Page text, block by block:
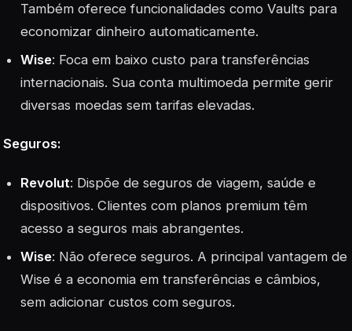
Também oferece funcionalidades como Vaults para
economizar dinheiro automaticamente.
Wise: Foca em baixo custo para transferências
internacionais. Sua conta multimoeda permite gerir
diversas moedas sem tarifas elevadas.
Seguros:
Revolut: Dispõe de seguros de viagem, saúde e
dispositivos. Clientes com planos premium têm
acesso a seguros mais abrangentes.
Wise: Não oferece seguros. A principal vantagem de
Wise é a economia em transferências e câmbios,
sem adicionar custos com seguros.